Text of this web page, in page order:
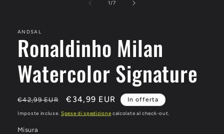
1/su
7
ANDSAL
Ronaldinho Milan
Watercolor Signature
Prezzo
di
€42,99 EUR
Prezzo
scontato
€34,99 EUR In offerta
Imposte incluse. Spese di spedizione calcolate al check-out.
Misura